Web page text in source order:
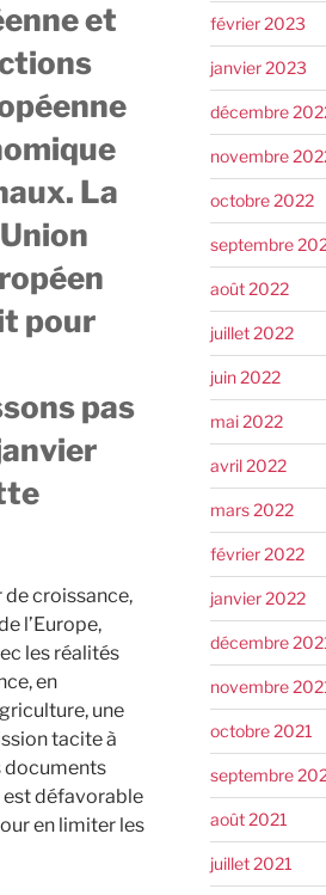
et
La
pour
pas
croissance,
l’Europe,
les réalités
en
une
tacite à
documents
défavorable
en limiter les
février 2023
janvier 2023
décembre
novembre
octobre 2022
septembre
août 2022
juillet 2022
juin 2022
mai 2022
avril 2022
mars 2022
février 2022
janvier 2022
décembre
novembre
octobre 2021
septembre
août 2021
juillet 2021